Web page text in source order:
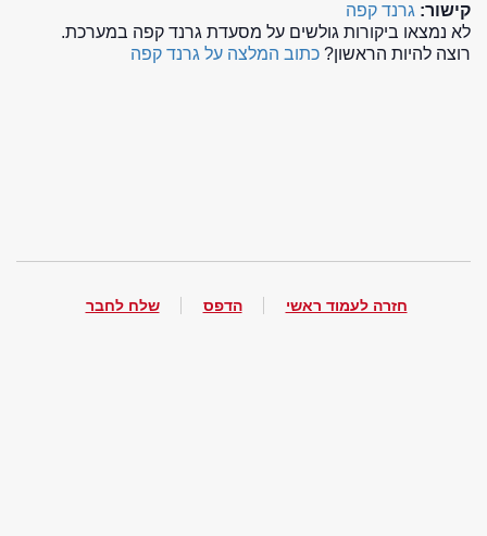
קישור: גרנד קפה
לא נמצאו ביקורות גולשים על מסעדת גרנד קפה במערכת.
רוצה להיות הראשון? כתוב המלצה על גרנד קפה
חזרה לעמוד ראשי הדפס שלח לחבר